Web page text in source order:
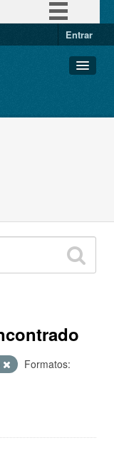
Entrar
Formatos: